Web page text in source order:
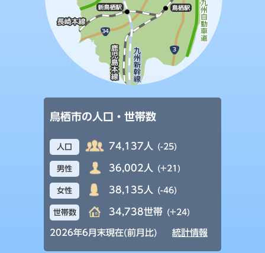
鳥栖市の人口・世帯数
人口 74,137人 (-25)
男性 36,002人 (+21)
女性 38,135人 (-46)
世帯数 34,738世帯 (+24)
2026年6月末現在(前月比) 統計情報